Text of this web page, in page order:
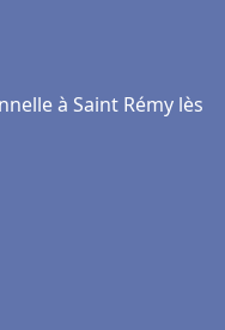
à Saint Rémy lès